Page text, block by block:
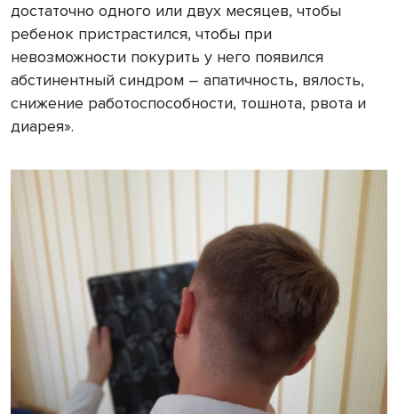
достаточно одного или двух месяцев, чтобы
ребенок пристрастился, чтобы при
невозможности покурить у него появился
абстинентный синдром – апатичность, вялость,
снижение работоспособности, тошнота, рвота и
диарея».